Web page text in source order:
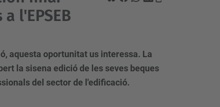
l'EPSEB
aquesta oportunitat us interessa. La
la sisena edició de les seves beques
del sector de l'edificació.